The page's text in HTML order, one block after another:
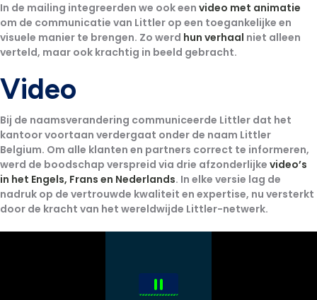
In de mailing integreerden we ook een video met animatie
om de communicatie van Littler op een toegankelijke en
visuele manier te brengen. Zo werd hun verhaal niet alleen
verteld, maar ook krachtig in beeld gebracht.
Video
Bij de naamsverandering communiceerde Littler dat het
kantoor voortaan verdergaat onder de naam Littler
Belgium. Om alle klanten en partners correct te informeren,
werd de boodschap verspreid via drie afzonderlijke video’s
in het Engels, Frans en Nederlands. In elke versie lag de
nadruk op de vertrouwde kwaliteit en expertise, nu versterkt
door de kracht van het wereldwijde Littler-netwerk.